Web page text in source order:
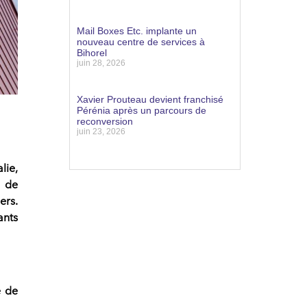
de
.
de
Mail Boxes Etc. implante un
nouveau centre de services à
Bihorel
juin 28, 2026
Xavier Prouteau devient franchisé
Pérénia après un parcours de
reconversion
juin 23, 2026